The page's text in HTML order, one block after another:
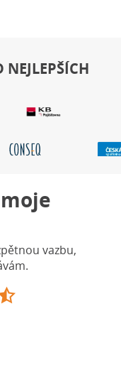
NEJLEPŠÍCH
vazbu,